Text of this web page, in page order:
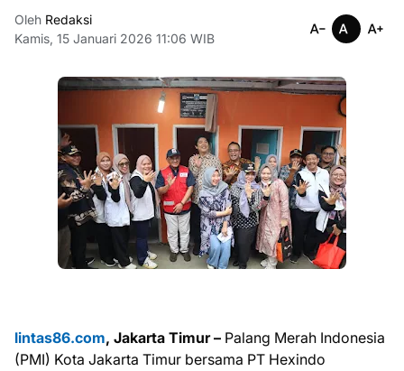
Oleh Redaksi
Kamis, 15 Januari 2026 11:06 WIB
lintas86.com, Jakarta Timur – Palang Merah Indonesia
(PMI) Kota Jakarta Timur bersama PT Hexindo